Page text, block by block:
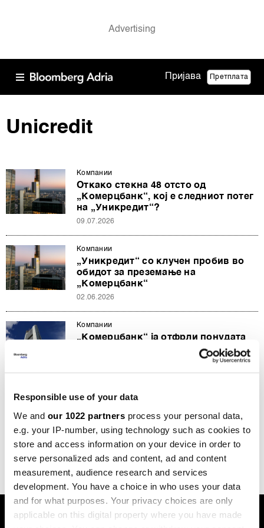
Responsible use of your data
We and our 1022 partners process your personal data,
e.g. your IP-number, using technology such as cookies to
store and access information on your device in order to
serve personalized ads and content, ad and content
measurement, audience research and services
development. You have a choice in who uses your data
and for what purposes. Your privacy choices are only
applicable on this digital property where you have made
Пријава Претплата
Unicredit
Компании
Откако стекна 48 отсто од
„Комерцбанк“, кој е следниот потег
на „Уникредит“?
09.07.2026
Компании
„Уникредит“ со клучен пробив во
обидот за преземање на
„Комерцбанк“
02.06.2026
Компании
„Комерцбанк“ ја отфрли понудата
„Уникредит“ како прениска
18.05.2026
Политика
Официјален Берлин против
преземањето на „Комерцбанк“ од
страна на „Уникредит“
16.03.2026